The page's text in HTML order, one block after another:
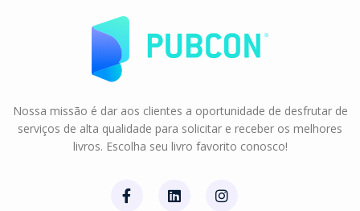
Nossa missão é dar aos clientes a oportunidade de desfrutar de
serviços de alta qualidade para solicitar e receber os melhores
livros. Escolha seu livro favorito conosco!